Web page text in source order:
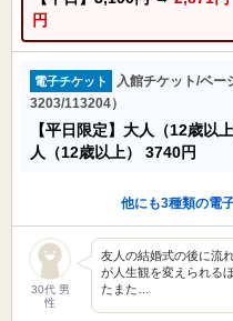
円
電子チケット
入館チケット/ベー
3203/113204）
【平日限定】大人（12歳以
人（12歳以上） 3740円
他にも3種類の電
30代 男
性
友人の結婚式の後に流
が人生観を変えられる
たまた…